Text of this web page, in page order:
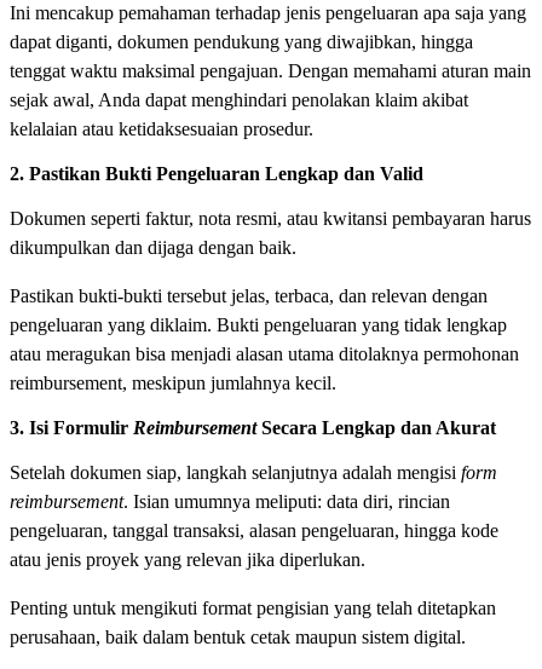
Ini mencakup pemahaman terhadap jenis pengeluaran apa saja yang
dapat diganti, dokumen pendukung yang diwajibkan, hingga
tenggat waktu maksimal pengajuan. Dengan memahami aturan main
sejak awal, Anda dapat menghindari penolakan klaim akibat
kelalaian atau ketidaksesuaian prosedur.
2. Pastikan Bukti Pengeluaran Lengkap dan Valid
Dokumen seperti faktur, nota resmi, atau kwitansi pembayaran harus
dikumpulkan dan dijaga dengan baik.
Pastikan bukti-bukti tersebut jelas, terbaca, dan relevan dengan
pengeluaran yang diklaim. Bukti pengeluaran yang tidak lengkap
atau meragukan bisa menjadi alasan utama ditolaknya permohonan
reimbursement, meskipun jumlahnya kecil.
3. Isi Formulir ReimbursementSecara Lengkap dan Akurat
Setelah dokumen siap, langkah selanjutnya adalah mengisi form
reimbursement. Isian umumnya meliputi: data diri, rincian
pengeluaran, tanggal transaksi, alasan pengeluaran, hingga kode
atau jenis proyek yang relevan jika diperlukan.
Penting untuk mengikuti format pengisian yang telah ditetapkan
perusahaan, baik dalam bentuk cetak maupun sistem digital.